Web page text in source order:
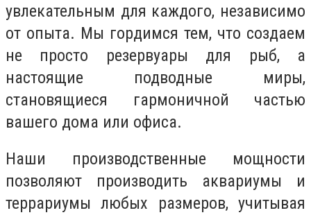
увлекательным для каждого, независимо
от опыта. Мы гордимся тем, что создаем
не просто резервуары для рыб, а
настоящие подводные миры,
становящиеся гармоничной частью
вашего дома или офиса.
Наши производственные мощности
позволяют производить аквариумы и
террариумы любых размеров, учитывая